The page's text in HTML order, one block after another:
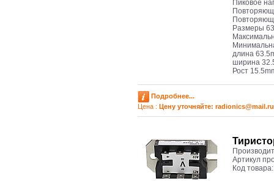
Пиковое
Размеры
длина
ширина
Рост
Подробнее...
Цена : Цену уточняйте: radioniсs@mail.ru
Артикул
Код